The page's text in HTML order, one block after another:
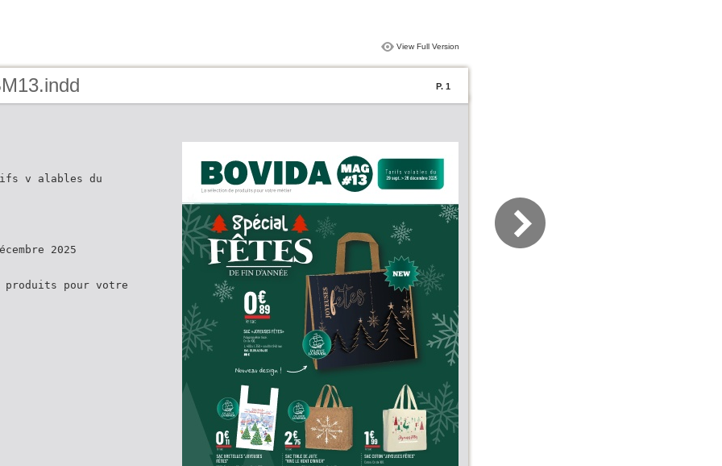
View Full Version
P. 1
v alables du
2025
produits pour votre